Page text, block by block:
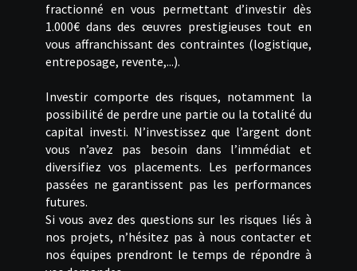
fractionné en vous permettant d’investir dès
1.000€ dans des œuvres prestigieuses tout en
vous affranchissant des contraintes (logistique,
entreposage, revente,...).
Investir comporte des risques, notamment la
possibilité de perdre une partie ou la totalité du
capital investi. N’investissez que l’argent dont
vous n’avez pas besoin dans l’immédiat et
diversifiez vos placements. Les performances
passées ne garantissent pas les performances
futures.
Si vous avez des questions sur les risques liés à
nos projets, n’hésitez pas à nous contacter et
nos équipes prendront le temps de répondre à